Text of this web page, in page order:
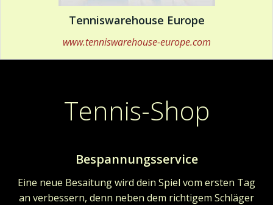
Tenniswarehouse Europe
www.tenniswarehouse-europe.com
Tennis-Shop
Bespannungsservice
Eine neue Besaitung wird dein Spiel vom ersten Tag
an verbessern, denn neben dem richtigem Schläger